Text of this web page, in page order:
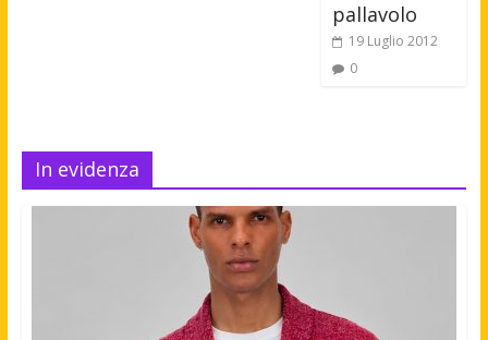
pallavolo
19 Luglio 2012
0
In evidenza